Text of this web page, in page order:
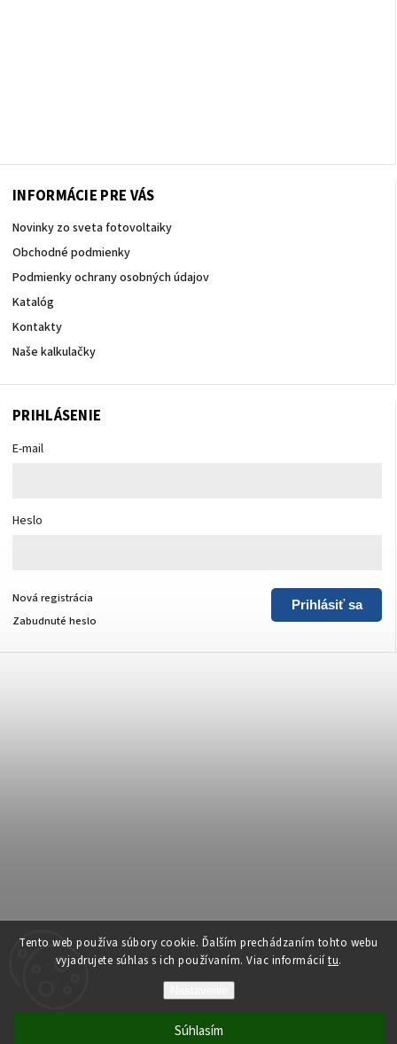
Tento web používa súbory cookie. Ďalším prechádzaním tohto webu
vyjadrujete súhlas s ich používaním. Viac informácií tu.
Súhlasím
INFORMÁCIE PRE VÁS
Novinky zo sveta fotovoltaiky
Obchodné podmienky
Podmienky ochrany osobných údajov
Katalóg
Kontakty
Naše kalkulačky
PRIHLÁSENIE
E-mail
Heslo
Prihlásiť sa
Nová registrácia
Zabudnuté heslo
Vytvoril Shoptet
Copyright 2026forsolar.sk. Všetky práva vyhradené.
Vytvořil Shoptet| DesignShoptak.cz